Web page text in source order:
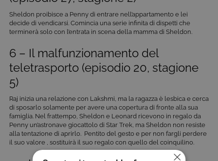
Sheldon proibisce a Penny di entrare nell’appartamento e lei
decide di vendicarsi. Comincia una serie infinita di dispetti che
terminerà solo con l’entrata in scena della mamma di Sheldon.
6 – Il malfunzionamento del
teletrasporto (episodio 20, stagione
5)
Raj inizia una relazione con Lakshmi, ma la ragazza è lesbica e cerca
di sposarlo solamente per avere una copertura di fronte alla sua
famiglia. Nel frattempo, Sheldon e Leonard ricevono in regalo da
Penny un’astronave giocattolo di Star Trek, ma Sheldon non resiste
alla tentazione di aprirlo. Pentito del gesto e per non fargli perdere
il suo valore , sostituirà il suo regalo con quello del coinquilino.